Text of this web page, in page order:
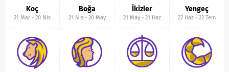
Koç
21 Mar -20 Nis
Boğa
21 Nis- 20 May
İkizler
21 May- 21 Haz
Yengeç
22 Haz- 22 Tem